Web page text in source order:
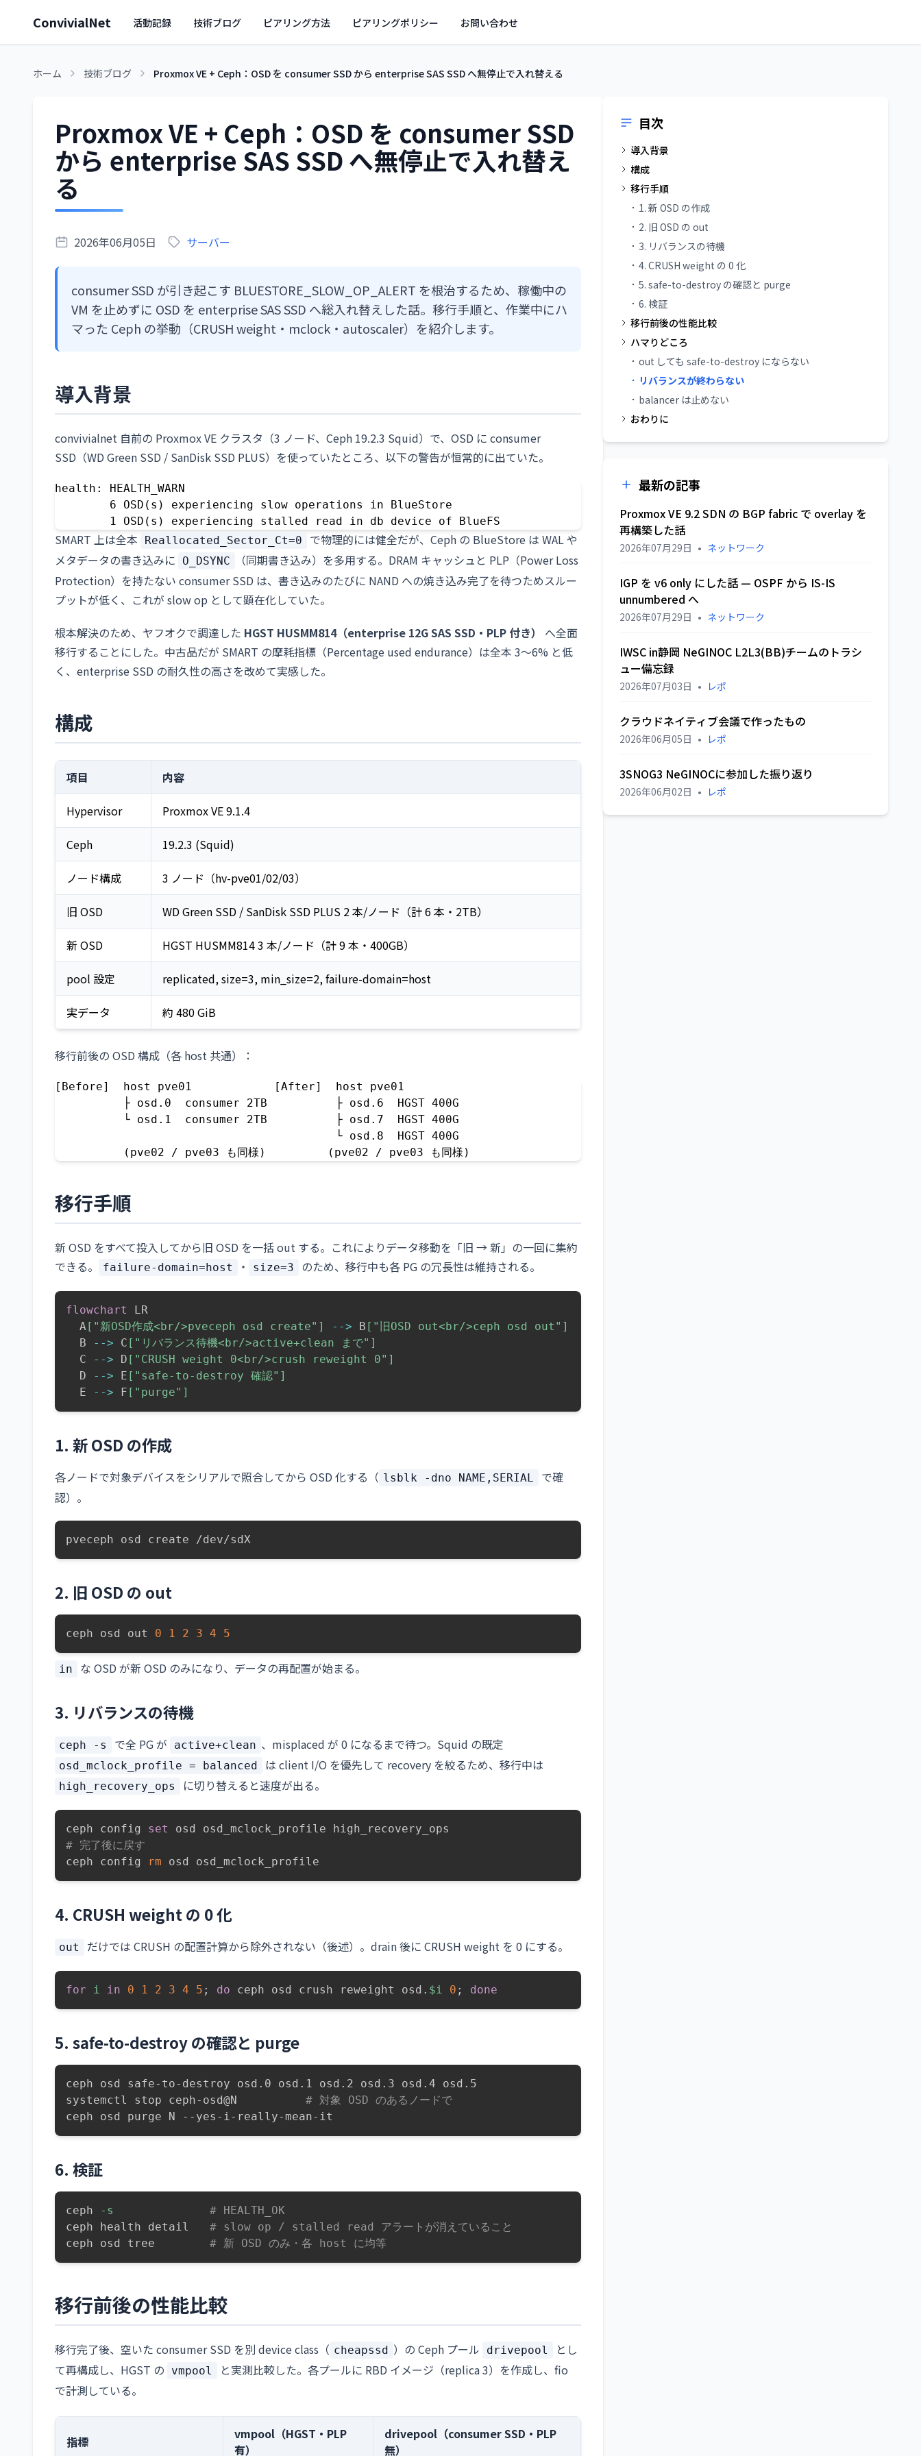
ConvivialNet 活動記録 技術ブログ ピアリング方法 ピアリングポリシー お問い合わせ
ホーム 技術ブログ Proxmox VE + Ceph：OSD を consumer SSD から enterprise SAS SSD へ無停止で入れ替える
Proxmox VE + Ceph：OSD を consumer SSD
から enterprise SAS SSD へ無停止で入れ替え
る
2026年06月05日 サーバー
consumer SSD が引き起こす BLUESTORE_SLOW_OP_ALERT を根治するため、稼働中の
VM を止めずに OSD を enterprise SAS SSD へ総入れ替えした話。移行手順と、作業中にハ
マった Ceph の挙動（CRUSH weight・mclock・autoscaler）を紹介します。
導入背景
convivialnet 自前の Proxmox VE クラスタ（3 ノード、Ceph 19.2.3 Squid）で、OSD に consumer
SSD（WD Green SSD / SanDisk SSD PLUS）を使っていたところ、以下の警告が恒常的に出ていた。
health: HEALTH_WARN
        6 OSD(s) experiencing slow operations in BlueStore
        1 OSD(s) experiencing stalled read in db device of BlueFS
SMART 上は全本 Reallocated_Sector_Ct=0
で物理的には健全だが、Ceph の BlueStore は WAL や
メタデータの書き込みに
O_DSYNC
（同期書き込み）を多用する。DRAM キャッシュと PLP（Power Loss
Protection）を持たない consumer SSD は、書き込みのたびに NAND への焼き込み完了を待つためスルー
プットが低く、これが slow op として顕在化していた。
根本解決のため、ヤフオクで調達した HGST HUSMM814（enterprise 12G SAS SSD・PLP 付き）
へ全面
移行することにした。中古品だが SMART の摩耗指標（Percentage used endurance）は全本 3〜6% と低
く、enterprise SSD の耐久性の高さを改めて実感した。
構成
項目 内容
Hypervisor Proxmox VE 9.1.4
Ceph 19.2.3 (Squid)
ノード構成 3 ノード（hv-pve01/02/03）
旧 OSD WD Green SSD / SanDisk SSD PLUS 2 本/ノード（計 6 本・2TB）
新 OSD HGST HUSMM814 3 本/ノード（計 9 本・400GB）
pool 設定 replicated, size=3, min_size=2, failure-domain=host
実データ 約 480 GiB
移行前後の OSD 構成（各 host 共通）：
[Before]  host pve01            [After]  host pve01
          ├ osd.0  consumer 2TB          ├ osd.6  HGST 400G
          └ osd.1  consumer 2TB          ├ osd.7  HGST 400G
                                         └ osd.8  HGST 400G
          (pve02 / pve03 も同様)         (pve02 / pve03 も同様)
移行手順
新 OSD をすべて投入してから旧 OSD を一括 out する。これによりデータ移動を「旧 → 新」の一回に集約
できる。
failure-domain=host ・ size=3 のため、移行中も各 PG の冗長性は維持される。
flowchart
LR
  A
["新OSD作成<br/>pveceph osd create"] --> B ["旧OSD out<br/>ceph osd out"]
  B
--> C ["リバランス待機<br/>active+clean まで"]
  C
--> D ["CRUSH weight 0<br/>crush reweight 0"]
  D
--> E ["safe-to-destroy 確認"]
  E
--> F ["purge"]
1. 新 OSD の作成
各ノードで対象デバイスをシリアルで照合してから OSD 化する（ lsblk -dno NAME,SERIAL
で確
認）。
pveceph osd create /dev/sdX
2. 旧 OSD の out
ceph osd out 0 1 2 3 4 5
in な OSD が新 OSD のみになり、データの再配置が始まる。
3. リバランスの待機
ceph -s で全 PG が active+clean 、misplaced が 0 になるまで待つ。Squid の既定
osd_mclock_profile = balanced は client I/O を優先して recovery を絞るため、移行中は
high_recovery_ops に切り替えると速度が出る。
ceph config set
# 完了後に戻す
ceph config
rm osd osd_mclock_profile
4. CRUSH weight の 0 化
out だけでは CRUSH の配置計算から除外されない（後述）。drain 後に CRUSH weight を 0 にする。
for i in 0 1 2 3 4 5 ; do ceph osd crush reweight osd. $i 0 ; done
5. safe-to-destroy の確認と purge
ceph osd safe-to-destroy osd.0 osd.1 osd.2 osd.3 osd.4 osd.5
systemctl stop ceph-osd@N # 対象 OSD のあるノードで
ceph osd purge N --yes-i-really-mean-it
6. 検証
ceph -s
# HEALTH_OK
ceph health detail # slow op / stalled read アラートが消えていること
ceph osd tree # 新 OSD のみ・各 host に均等
移行前後の性能比較
移行完了後、空いた consumer SSD を別 device class（ cheapssd ）の Ceph プール drivepool
とし
て再構成し、HGST の
vmpool
と実測比較した。各プールに RBD イメージ（replica 3）を作成し、fio
で計測している。
指標
vmpool（HGST・PLP
有）
drivepool（consumer SSD・PLP
無）
目次
導入背景
構成
移行手順
1. 新 OSD の作成
2. 旧 OSD の out
3. リバランスの待機
4. CRUSH weight の 0 化
5. safe-to-destroy の確認と purge
6. 検証
移行前後の性能比較
ハマりどころ
out しても safe-to-destroy にならない
リバランスが終わらない
balancer は止めない
おわりに
最新の記事
Proxmox VE 9.2 SDN の BGP fabric で overlay を
再構築した話
2026年07月29日 • ネットワーク
IGP を v6 only にした話 — OSPF から IS-IS
unnumbered へ
2026年07月29日 • ネットワーク
IWSC in静岡 NeGINOC L2L3(BB)チームのトラシ
ュー備忘録
2026年07月03日 • レポ
クラウドネイティブ会議で作ったもの
2026年06月05日 • レポ
3SNOG3 NeGINOCに参加した振り返り
2026年06月02日 • レポ